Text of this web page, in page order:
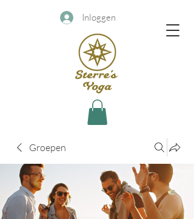
Inloggen
Groepen